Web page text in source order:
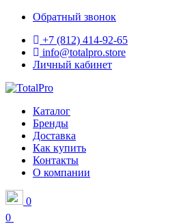
Обратный звонок
+7 (812) 414-92-65
info@totalpro.store
Личный кабинет
Каталог
Бренды
Доставка
Как купить
Контакты
О компании
0
0